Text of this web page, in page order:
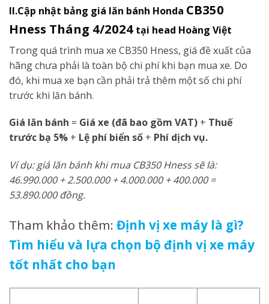
II.Cập nhật bảng giá lăn bánh Honda CB350
Hness Tháng 4/2024 tại head Hoàng Việt
Trong quá trình mua xe CB350 Hness, giá đề xuất của
hãng chưa phải là toàn bộ chi phí khi bạn mua xe. Do
đó, khi mua xe bạn cần phải trả thêm một số chi phí
trước khi lăn bánh.
Giá lăn bánh = Giá xe (đã bao gồm VAT) + Thuế
trước bạ 5% + Lệ phí biển số + Phí dịch vụ.
Ví dụ: giá lăn bánh khi mua CB350 Hness sẽ là:
46.990.000 + 2.500.000 + 4.000.000 + 400.000 =
53.890.000 đồng.
Tham khảo thêm: Định vị xe máy là gì?
Tìm hiểu và lựa chọn bộ định vị xe máy
tốt nhất cho bạn